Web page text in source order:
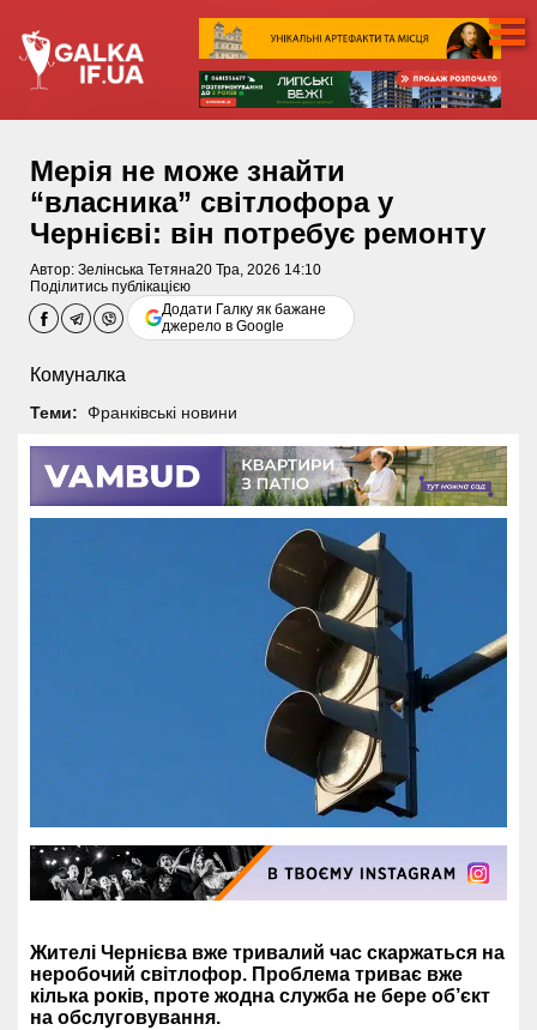
Мерія не може знайти
“власника” світлофора у
Чернієві: він потребує ремонту
Автор: Зелінська Тетяна20 Тра, 2026 14:10
Поділитись публікацією
Додати Галку як бажане
джерело в Google
Комуналка
Теми: Франківські новини
Жителі Чернієва вже тривалий час скаржаться на
неробочий світлофор. Проблема триває вже
кілька років, проте жодна служба не бере об’єкт
на обслуговування.